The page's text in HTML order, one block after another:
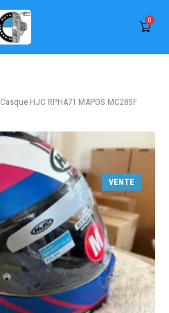
0
Casque HJC RPHA71 MAPOS MC28SF
VENTE